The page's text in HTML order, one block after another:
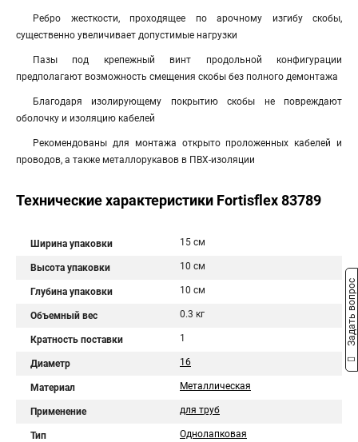
Ребро жесткости, проходящее по арочному изгибу скобы,
существенно увеличивает допустимые нагрузки
Пазы под крепежный винт продольной конфигурации
предполагают возможность смещения скобы без полного демонтажа
Благодаря изолирующему покрытию скобы не повреждают
оболочку и изоляцию кабелей
Рекомендованы для монтажа открыто проложенных кабелей и
проводов, а также металлорукавов в ПВХ-изоляции
Технические характеристики Fortisflex 83789
Ширина упаковки 15 см
Высота упаковки 10 см
Глубина упаковки 10 см
Объемный вес 0.3 кг
Кратность поставки 1
Диаметр 16
Материал Металлическая
Применение для труб
Тип Однолапковая
Задать вопрос